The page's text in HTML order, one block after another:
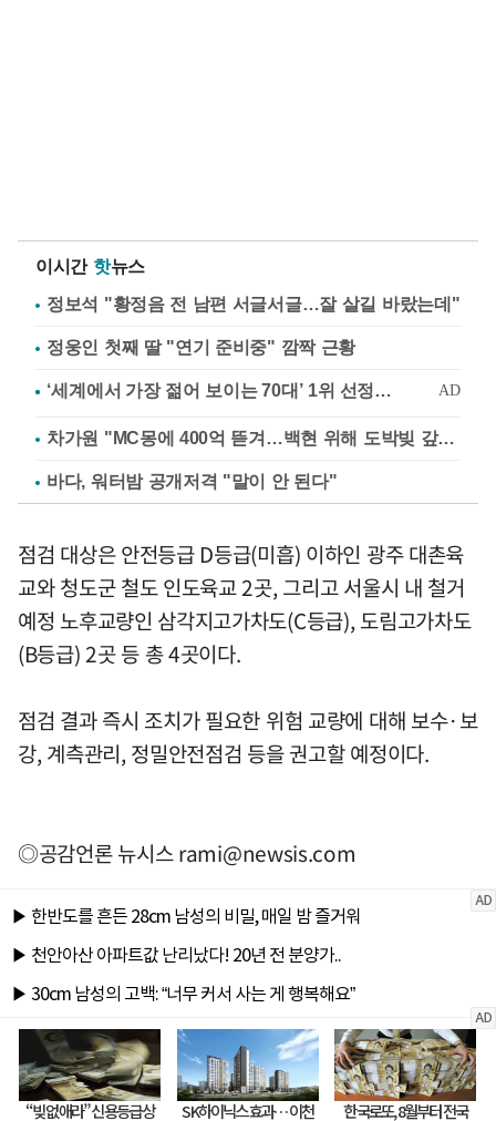
이시간 핫뉴스
정보석 "황정음 전 남편 서글서글…잘 살길 바랐는데"
정웅인 첫째 딸 "연기 준비중" 깜짝 근황
차가원 "MC몽에 400억 뜯겨…백현 위해 도박빚 갚아줘"
바다, 워터밤 공개저격 "말이 안 된다"
점검 대상은 안전등급 D등급(미흡) 이하인 광주 대촌육
교와 청도군 철도 인도육교 2곳, 그리고 서울시 내 철거
예정 노후교량인 삼각지고가차도(C등급), 도림고가차도
(B등급) 2곳 등 총 4곳이다.
점검 결과 즉시 조치가 필요한 위험 교량에 대해 보수·보
강, 계측관리, 정밀안전점검 등을 권고할 예정이다.
◎공감언론 뉴시스rami@newsis.com